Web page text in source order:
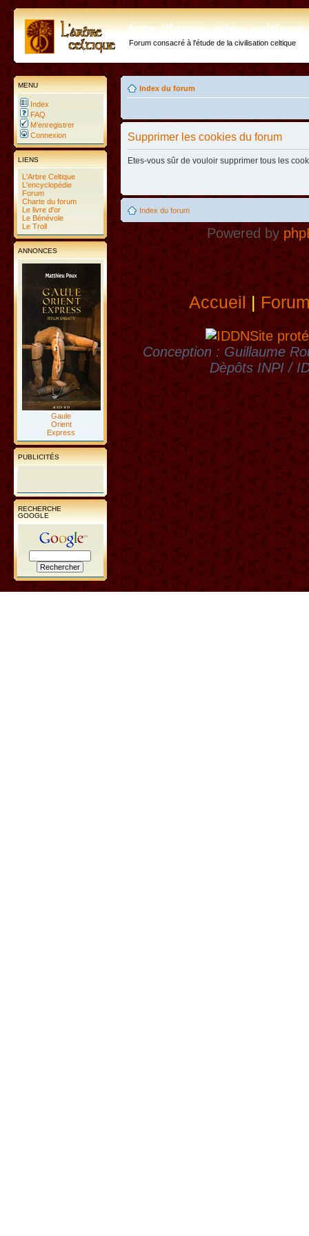
http://forum.arbre-
Forum consacré à l'étude de la civilisation celtique
MENU
Index
FAQ
M’enregistrer
Connexion
LIENS
L'Arbre Celtique
L'encyclopédie
Forum
Charte du forum
Le livre d'or
Le Bénévole
Le Troll
ANNONCES
Gaule
Orient
Express
PUBLICITÉS
RECHERCHE
GOOGLE
Index du forum
Supprimer les cookies du forum
Etes-vous sûr de vouloir supprimer tous les
Index du forum
Powered by
Accueil|
Site
Conception : Guillaume
Dèpôts INPI /